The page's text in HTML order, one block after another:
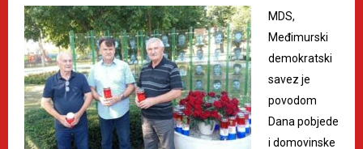
MDS,
Međimurski
demokratski
savez je
povodom
Dana pobjede
i domovinske